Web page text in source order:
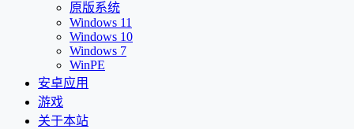
原版系统
Windows 11
Windows 10
Windows 7
WinPE
安卓应用
游戏
关于本站